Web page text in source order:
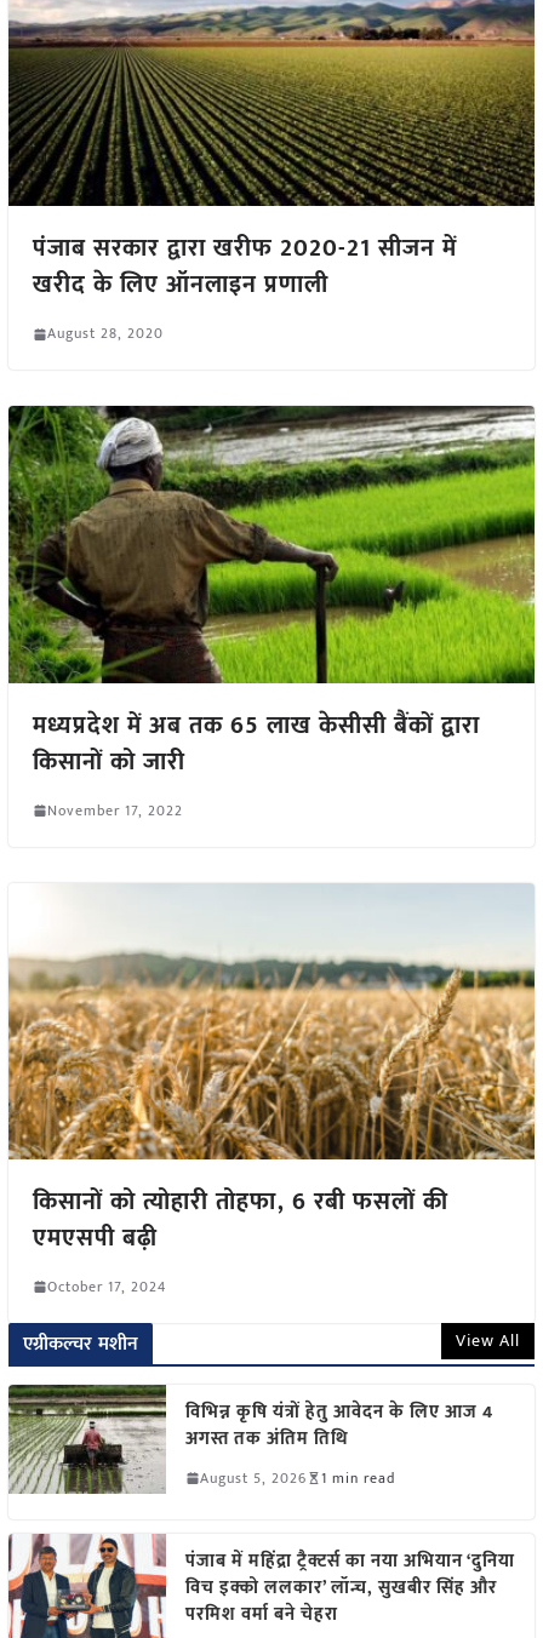
पंजाब सरकार द्वारा खरीफ 2020-21 सीजन में
खरीद के लिए ऑनलाइन प्रणाली
August 28, 2020
मध्यप्रदेश में अब तक 65 लाख केसीसी बैंकों द्वारा
किसानों को जारी
November 17, 2022
किसानों को त्योहारी तोहफा, 6 रबी फसलों की
एमएसपी बढ़ी
October 17, 2024
एग्रीकल्चर मशीन View All
विभिन्न कृषि यंत्रों हेतु आवेदन के लिए आज 4
अगस्त तक अंतिम तिथि
August 5, 2026 1 min read
पंजाब में महिंद्रा ट्रैक्टर्स का नया अभियान ‘दुनिया
विच इक्को ललकार’ लॉन्च, सुखबीर सिंह और
परमिश वर्मा बने चेहरा